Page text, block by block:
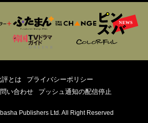
とは
プライバシーポリシー
い合わせ プッシュ通知の配信停止
Publishers Ltd. All Right Reserved